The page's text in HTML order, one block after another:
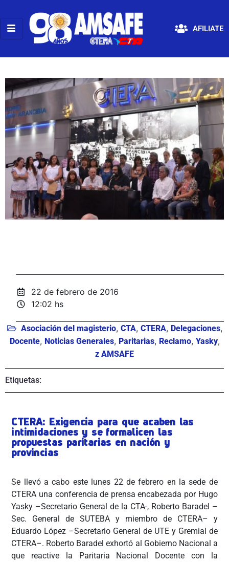
AFILIATE
22 de febrero de 2016
12:02 hs
Asociación del magisterio, CTA, CTERA, Delegaciones,
Docente, Noticias Generales, Paritarias, Reclamo, Yasky,
z AMSAFE
Etiquetas:
CTERA: Exigencia para que acaben las
intimidaciones y se formalicen las
propuestas paritarias en nación y
provincias
Se llevó a cabo este lunes 22 de febrero en la sede de
CTERA una conferencia de prensa encabezada por Hugo
Yasky –Secretario General de la CTA-, Roberto Baradel –
Sec. General de SUTEBA y miembro de CTERA– y
Eduardo López –Secretario General de UTE y Gremial de
CTERA–. Roberto Baradel exhortó al Gobierno Nacional a
que reactive la Paritaria Nacional Docente con la